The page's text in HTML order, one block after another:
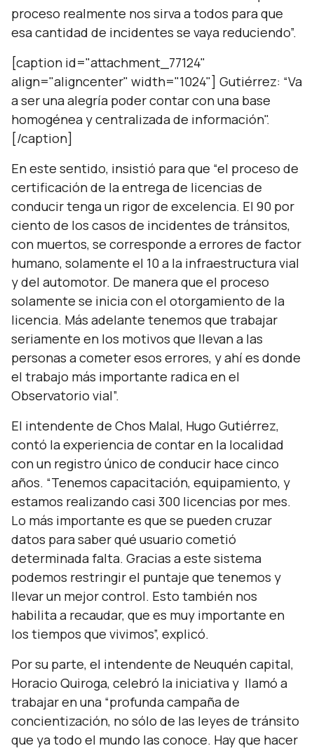
proceso realmente nos sirva a todos para que
esa cantidad de incidentes se vaya reduciendo”.
[caption id="attachment_77124"
align="aligncenter" width="1024"] Gutiérrez: “Va
a ser una alegría poder contar con una base
homogénea y centralizada de información".
[/caption]
En este sentido, insistió para que “el proceso de
certificación de la entrega de licencias de
conducir tenga un rigor de excelencia. El 90 por
ciento de los casos de incidentes de tránsitos,
con muertos, se corresponde a errores de factor
humano, solamente el 10 a la infraestructura vial
y del automotor. De manera que el proceso
solamente se inicia con el otorgamiento de la
licencia. Más adelante tenemos que trabajar
seriamente en los motivos que llevan a las
personas a cometer esos errores, y ahí es donde
el trabajo más importante radica en el
Observatorio vial”.
El intendente de Chos Malal, Hugo Gutiérrez,
contó la experiencia de contar en la localidad
con un registro único de conducir hace cinco
años. “Tenemos capacitación, equipamiento, y
estamos realizando casi 300 licencias por mes.
Lo más importante es que se pueden cruzar
datos para saber qué usuario cometió
determinada falta. Gracias a este sistema
podemos restringir el puntaje que tenemos y
llevar un mejor control. Esto también nos
habilita a recaudar, que es muy importante en
los tiempos que vivimos”, explicó.
Por su parte, el intendente de Neuquén capital,
Horacio Quiroga, celebró la iniciativa y llamó a
trabajar en una “profunda campaña de
concientización, no sólo de las leyes de tránsito
que ya todo el mundo las conoce. Hay que hacer